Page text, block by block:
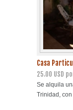
Casa
25.00 USD
Se alquila
Trinidad,